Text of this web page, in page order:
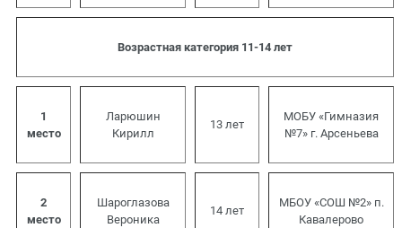
Возрастная категория 11-14 лет
1
место
Ларюшин
Кирилл
13 лет
МОБУ «Гимназия
№7» г. Арсеньева
2
место
Шароглазова
Вероника
14 лет
МБОУ «СОШ №2» п.
Кавалерово